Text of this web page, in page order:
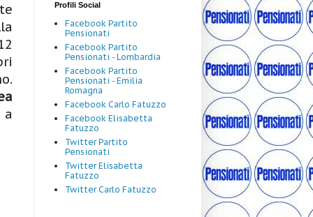
Profili Social
Facebook Partito
Pensionati
Facebook Partito
Pensionati - Lombardia
Facebook Partito
Pensionati - Emilia
Romagna
Facebook Carlo Fatuzzo
Facebook Elisabetta
Fatuzzo
Twitter Partito
Pensionati
Twitter Elisabetta
Fatuzzo
Twitter Carlo Fatuzzo